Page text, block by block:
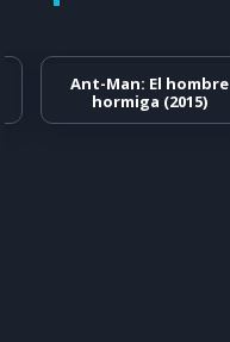
Ant-Man: El hombre
hormiga (2015)